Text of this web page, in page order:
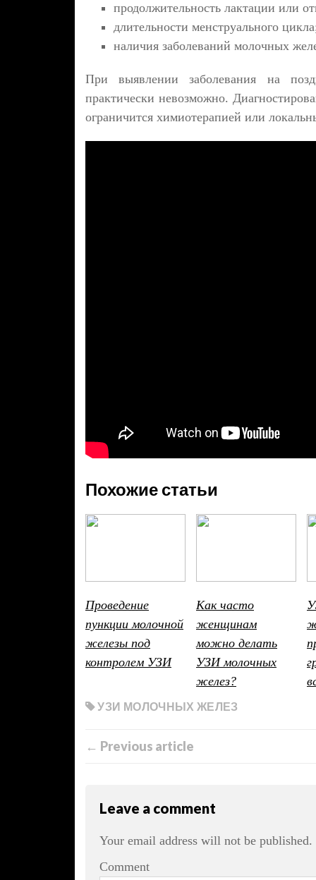
продолжительность лактации или
длительности менструального
наличия заболеваний молочных
При выявлении заболевания на
практически невозможно.
ограничится химиотерапией или
Похожие статьи
Проведение
пункции молочной
железы под
контролем УЗИ
Как часто
женщинам
можно делать
УЗИ молочных
желез?
УЗИ МОЛОЧНЫХ ЖЕЛЕЗ
← Previous article
Leave a comment
Your email address will not be published.
Comment